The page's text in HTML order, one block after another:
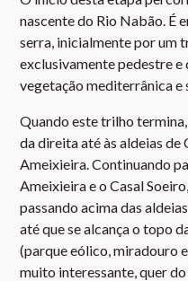
nascente do Rio Nabão. É
serra, inicialmente por um
exclusivamente pedestre e
vegetação mediterrânica e
Quando este trilho
da direita até às aldeias de
Ameixieira. Continuando
Ameixieira e o Casal
passando acima das
até que se alcança o topo
(parque eólico, miradouro
muito interessante, quer